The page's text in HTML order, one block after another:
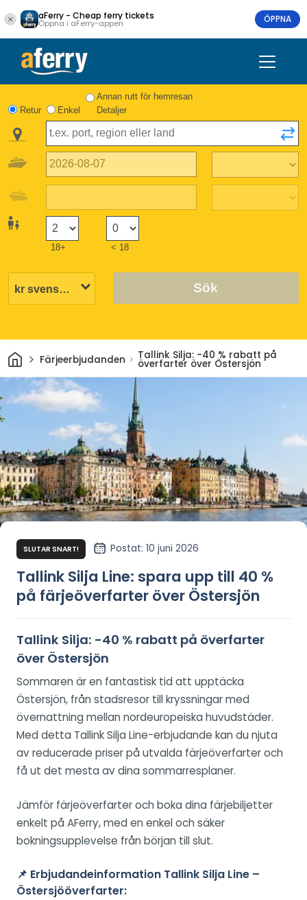
aFerry - Cheap ferry tickets
Öppna i aFerry-appen ÖPPNA
Retur Enkel
Annan rutt för hemresan
Detaljer
18+ < 18
Sök
HemFärjeerbjudanden Tallink Silja: -40 % rabatt på
överfarter över Östersjön
SLUTAR SNART! Postat: 10 juni 2026
Tallink Silja Line: spara upp till 40 %
på färjeöverfarter över Östersjön
Tallink Silja: -40 % rabatt på överfarter
över Östersjön
Sommaren är en fantastisk tid att upptäcka
Östersjön, från stadsresor till kryssningar med
övernattning mellan nordeuropeiska huvudstäder.
Med detta Tallink Silja Line-erbjudande kan du njuta
av reducerade priser på utvalda färjeöverfarter och
få ut det mesta av dina sommarresplaner.
Jämför färjeöverfarter och boka dina färjebiljetter
enkelt på AFerry, med en enkel och säker
bokningsupplevelse från början till slut.
📌 Erbjudandeinformation Tallink Silja Line –
Östersjööverfarter: